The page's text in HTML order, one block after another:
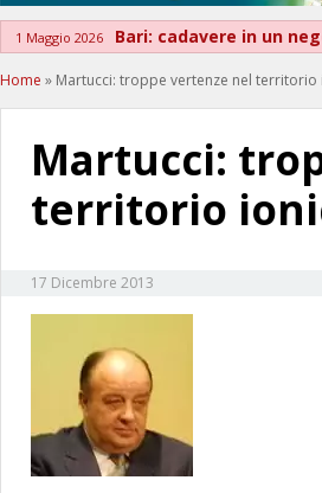
1 Maggio 2026 Bari: cadavere in un
Home » Martucci: troppe vertenze nel territorio
Martucci:
territorio
17 Dicembre 2013